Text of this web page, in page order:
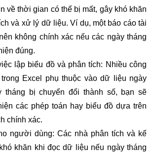
về thời gian có thể bị mất, gây khó khăn
và xử lý dữ liệu. Ví dụ, một báo cáo tài
không chính xác nếu các ngày tháng
đúng.
lập biểu đồ và phân tích: Nhiều công
Excel phụ thuộc vào dữ liệu ngày
tháng bị chuyển đổi thành số, bạn sẽ
các phép toán hay biểu đồ dựa trên
chính xác.
người dùng: Các nhà phân tích và kế
khăn khi đọc dữ liệu nếu ngày tháng